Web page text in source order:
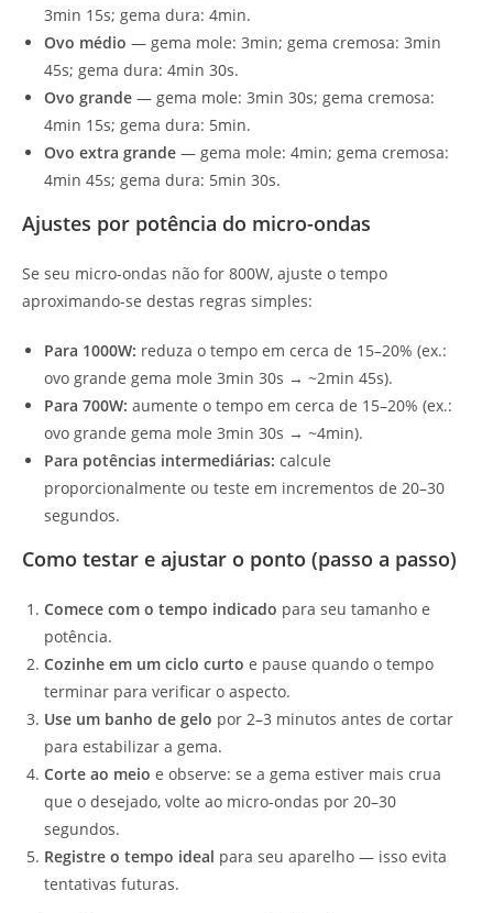
3min 15s; gema dura: 4min.
Ovo médio — gema mole: 3min; gema cremosa: 3min
45s; gema dura: 4min 30s.
Ovo grande — gema mole: 3min 30s; gema cremosa:
4min 15s; gema dura: 5min.
Ovo extra grande — gema mole: 4min; gema cremosa:
4min 45s; gema dura: 5min 30s.
Ajustes por potência do micro-ondas
Se seu micro-ondas não for 800W, ajuste o tempo
aproximando-se destas regras simples:
Para 1000W: reduza o tempo em cerca de 15–20% (ex.:
ovo grande gema mole 3min 30s → ~2min 45s).
Para 700W: aumente o tempo em cerca de 15–20% (ex.:
ovo grande gema mole 3min 30s → ~4min).
Para potências intermediárias: calcule
proporcionalmente ou teste em incrementos de 20–30
segundos.
Como testar e ajustar o ponto (passo a passo)
Comece com o tempo indicado para seu tamanho e
potência.
Cozinhe em um ciclo curto e pause quando o tempo
terminar para verificar o aspecto.
Use um banho de gelo por 2–3 minutos antes de cortar
para estabilizar a gema.
Corte ao meio e observe: se a gema estiver mais crua
que o desejado, volte ao micro-ondas por 20–30
segundos.
Registre o tempo ideal para seu aparelho — isso evita
tentativas futuras.